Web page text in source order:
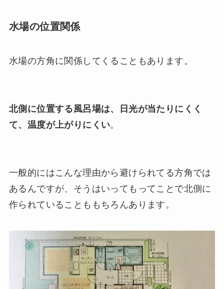
水場の位置関係
水場の方角に関係してくることもあります。
北側に位置する風呂場は、日光が当たりにくく
て、温度が上がりにくい。
一般的にはこんな理由から避けられてる方角では
あるんですが、そうはいってもってことで北側に
作られていることももちろんあります。